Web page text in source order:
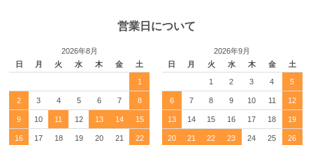
営業日について
2026年8月
日
月 火 水 木 金 土
1
2 3 4 5 6 7 8
9 10 11 12 13 14 15
16 17 18 19 20 21 22
2026年9月
日
月 火 水 木 金 土
1 2 3 4 5
6 7 8 9 10 11 12
13 14 15 16 17 18 19
20 21 22 23 24 25 26